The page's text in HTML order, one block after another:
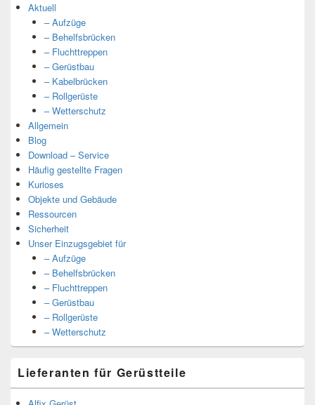
Aktuell
– Aufzüge
– Behelfsbrücken
– Fluchttreppen
– Gerüstbau
– Kabelbrücken
– Rollgerüste
– Wetterschutz
Allgemein
Blog
Download – Service
Häufig gestellte Fragen
Kurioses
Objekte und Gebäude
Ressourcen
Sicherheit
Unser Einzugsgebiet für
– Aufzüge
– Behelfsbrücken
– Fluchttreppen
– Gerüstbau
– Rollgerüste
– Wetterschutz
Lieferanten für Gerüstteile